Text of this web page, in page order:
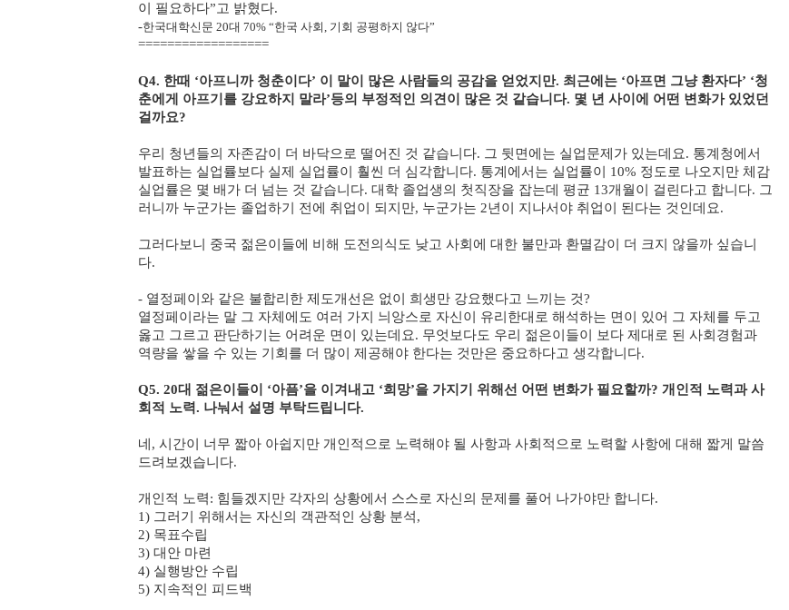
이 필요하다”고 밝혔다.
-한국대학신문 20대 70% “한국 사회, 기회 공평하지 않다”
==================
Q4. 한때 ‘아프니까 청춘이다’ 이 말이 많은 사람들의 공감을 얻었지만. 최근에는 ‘아프면 그냥 환자다’ ‘청
춘에게 아프기를 강요하지 말라’등의 부정적인 의견이 많은 것 같습니다. 몇 년 사이에 어떤 변화가 있었던
걸까요?
우리 청년들의 자존감이 더 바닥으로 떨어진 것 같습니다. 그 뒷면에는 실업문제가 있는데요. 통계청에서
발표하는 실업률보다 실제 실업률이 훨씬 더 심각합니다. 통계에서는 실업률이 10% 정도로 나오지만 체감
실업률은 몇 배가 더 넘는 것 같습니다. 대학 졸업생의 첫직장을 잡는데 평균 13개월이 걸린다고 합니다. 그
러니까 누군가는 졸업하기 전에 취업이 되지만, 누군가는 2년이 지나서야 취업이 된다는 것인데요.
그러다보니 중국 젊은이들에 비해 도전의식도 낮고 사회에 대한 불만과 환멸감이 더 크지 않을까 싶습니
다.
- 열정페이와 같은 불합리한 제도개선은 없이 희생만 강요했다고 느끼는 것?
열정페이라는 말 그 자체에도 여러 가지 늬앙스로 자신이 유리한대로 해석하는 면이 있어 그 자체를 두고
옳고 그르고 판단하기는 어려운 면이 있는데요. 무엇보다도 우리 젊은이들이 보다 제대로 된 사회경험과
역량을 쌓을 수 있는 기회를 더 많이 제공해야 한다는 것만은 중요하다고 생각합니다.
Q5. 20대 젊은이들이 ‘아픔’을 이겨내고 ‘희망’을 가지기 위해선 어떤 변화가 필요할까? 개인적 노력과 사
회적 노력. 나눠서 설명 부탁드립니다.
네, 시간이 너무 짧아 아쉽지만 개인적으로 노력해야 될 사항과 사회적으로 노력할 사항에 대해 짧게 말씀
드려보겠습니다.
개인적 노력: 힘들겠지만 각자의 상황에서 스스로 자신의 문제를 풀어 나가야만 합니다.
1) 그러기 위해서는 자신의 객관적인 상황 분석,
2) 목표수립
3) 대안 마련
4) 실행방안 수립
5) 지속적인 피드백